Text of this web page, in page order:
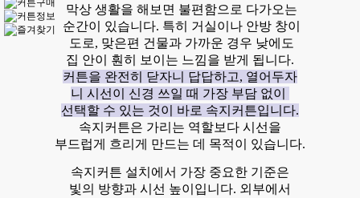
막상 생활을 해보면 불편함으로 다가오는
순간이 있습니다. 특히 거실이나 안방 창이
도로, 맞은편 건물과 가까운 경우 낮에도
집 안이 훤히 보이는 느낌을 받게 됩니다.
커튼을 완전히 닫자니 답답하고, 열어두자
니 시선이 신경 쓰일 때 가장 부담 없이
선택할 수 있는 것이 바로 속지커튼입니다.
속지커튼은 가리는 역할보다 시선을
부드럽게 흐리게 만드는 데 목적이 있습니다.
속지커튼 설치에서 가장 중요한 기준은
빛의 방향과 시선 높이입니다. 외부에서